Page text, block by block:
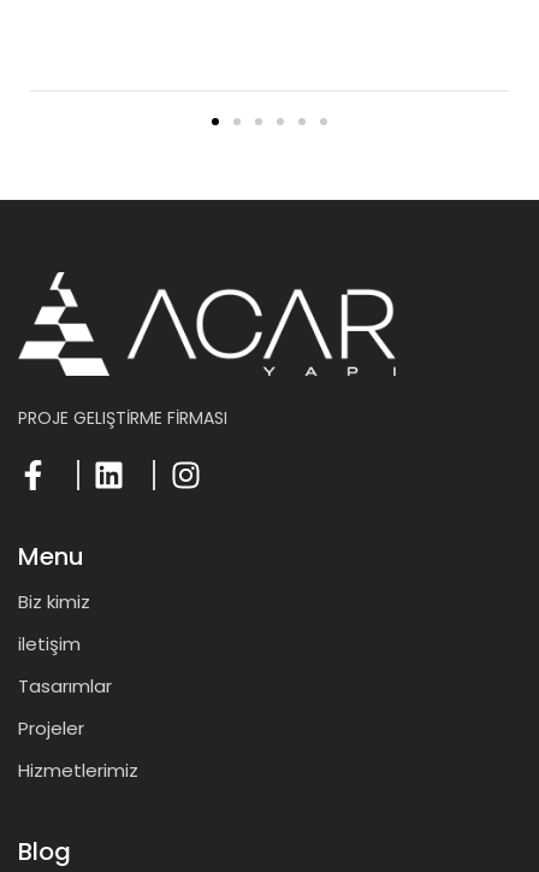
PROJE GELIŞTİRME FİRMASI
Menu
Biz kimiz
iletişim
Tasarımlar
Projeler
Hizmetlerimiz
Blog